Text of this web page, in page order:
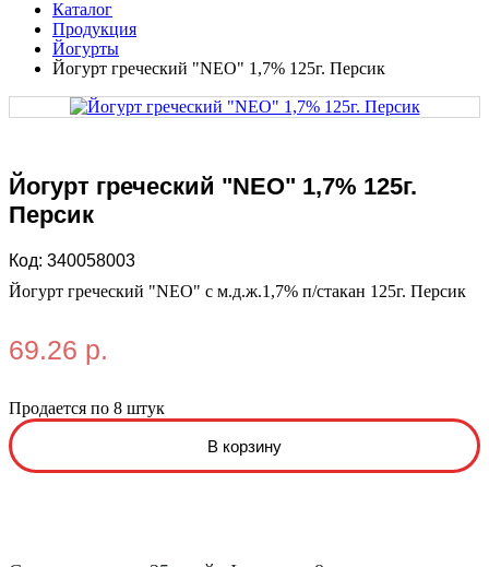
Каталог
Продукция
Йогурты
Йогурт греческий "NEO" 1,7% 125г. Персик
Йогурт греческий "NEO" 1,7% 125г.
Персик
Код: 340058003
Йогурт греческий "NEO" с м.д.ж.1,7% п/стакан 125г. Персик
69.26 р.
Продается по 8 штук